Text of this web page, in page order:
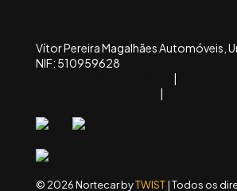
© 2026 Nortecar byTWIST| Todos os
Vítor Pereira Magalhães Automóveis,
NIF: 510959628